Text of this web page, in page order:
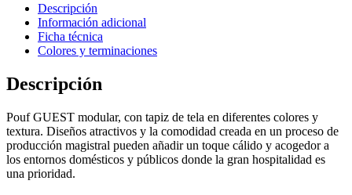
Descripción
Información adicional
Ficha técnica
Colores y terminaciones
Descripción
Pouf GUEST modular, con tapiz de tela en diferentes colores y
textura. Diseños atractivos y la comodidad creada en un proceso de
producción magistral pueden añadir un toque cálido y acogedor a
los entornos domésticos y públicos donde la gran hospitalidad es
una prioridad.